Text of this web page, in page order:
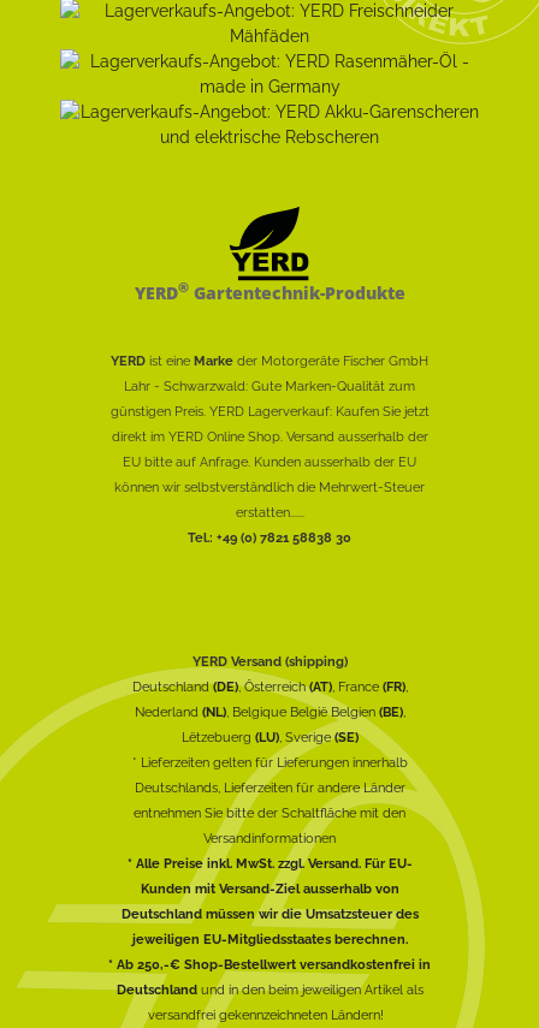
YERD®Gartentechnik-Produkte
YERD ist eine Marke der Motorgeräte Fischer GmbH
Lahr - Schwarzwald: Gute Marken-Qualität zum
günstigen Preis. YERD Lagerverkauf: Kaufen Sie jetzt
direkt im YERD Online Shop. Versand ausserhalb der
EU bitte auf Anfrage. Kunden ausserhalb der EU
können wir selbstverständlich die Mehrwert-Steuer
erstatten......
Tel.: +49 (0) 7821 58838 30
YERD Versand (shipping)
Deutschland(DE), Österreich(AT), France (FR),
Nederland (NL), Belgique België Belgien (BE),
Lëtzebuerg (LU), Sverige(SE)
* Lieferzeiten gelten für Lieferungen innerhalb
Deutschlands, Lieferzeiten für andere Länder
entnehmen Sie bitte der Schaltfläche mit den
Versandinformationen
* Alle Preise inkl. MwSt. zzgl. Versand. Für EU-
Kunden mit Versand-Ziel ausserhalb von
Deutschland müssen wir die Umsatzsteuer des
jeweiligen EU-Mitgliedsstaates berechnen.
* Ab 250,-€ Shop-Bestellwert versandkostenfrei in
Deutschlandund in den beim jeweiligen Artikel als
versandfrei gekennzeichneten Ländern!